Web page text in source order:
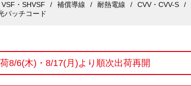
VSF・SHVSF 補償導線 耐熱電線 CVV・CVV-S
パッチコード
8/6(木)・8/17(月)より順次出荷再開